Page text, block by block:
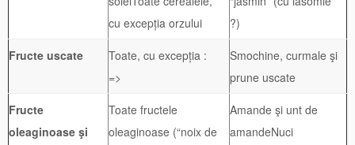
cu excepția orzului
?)
Fructe uscate
Toate, cu excepția :
=>
Smochine, curmale şi
prune uscate
Fructe
oleaginoase şi
Toate fructele
oleaginoase (“noix de
Amande şi unt de
amandeNuci